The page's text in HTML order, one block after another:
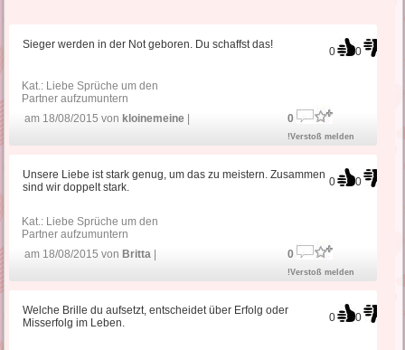
0 0
Sieger werden in der Not geboren. Du schaffst das!
Kat.: Liebe Sprüche um den
Partner aufzumuntern
am 18/08/2015 von kloinemeine 0
!Verstoß melden
0 0
Unsere Liebe ist stark genug, um das zu meistern. Zusammen
sind wir doppelt stark.
Kat.: Liebe Sprüche um den
Partner aufzumuntern
am 18/08/2015 von Britta 0
!Verstoß melden
0 0
Welche Brille du aufsetzt, entscheidet über Erfolg oder
Misserfolg im Leben.